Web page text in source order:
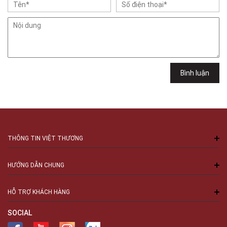
Việt Thương Music - 102Q An Dương Vương
102Q Đường An Dương Vương, Phường An Đông, TPHCM, Quận 5, Hồ Chí
Minh
Bình luận
THÔNG TIN VIỆT THƯƠNG
HƯỚNG DẪN CHUNG
HỖ TRỢ KHÁCH HÀNG
SOCIAL